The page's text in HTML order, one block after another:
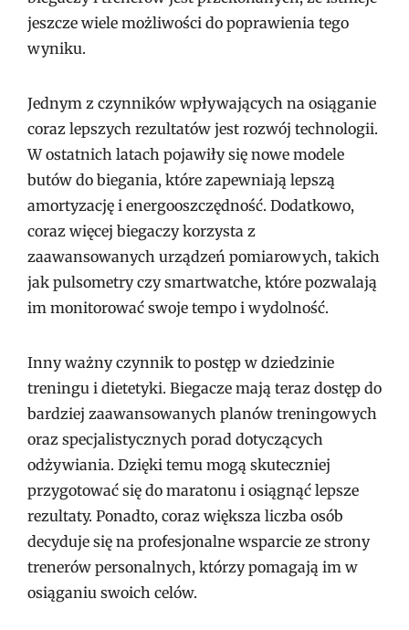
jeszcze wiele możliwości do poprawienia tego
wyniku.
Jednym z czynników wpływających na osiąganie
coraz lepszych rezultatów jest rozwój technologii.
W ostatnich latach pojawiły się nowe modele
butów do biegania, które zapewniają lepszą
amortyzację i energooszczędność. Dodatkowo,
coraz więcej biegaczy korzysta z
zaawansowanych urządzeń pomiarowych, takich
jak pulsometry czy smartwatche, które pozwalają
im monitorować swoje tempo i wydolność.
Inny ważny czynnik to postęp w dziedzinie
treningu i dietetyki. Biegacze mają teraz dostęp do
bardziej zaawansowanych planów treningowych
oraz specjalistycznych porad dotyczących
odżywiania. Dzięki temu mogą skuteczniej
przygotować się do maratonu i osiągnąć lepsze
rezultaty. Ponadto, coraz większa liczba osób
decyduje się na profesjonalne wsparcie ze strony
trenerów personalnych, którzy pomagają im w
osiąganiu swoich celów.